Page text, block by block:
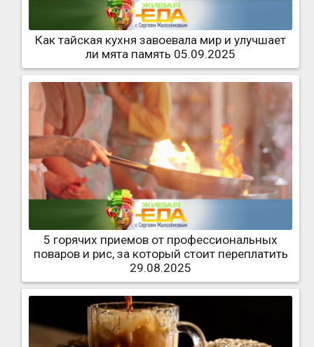
Как тайская кухня завоевала мир и улучшает
ли мята память 05.09.2025
5 горячих приемов от профессиональных
поваров и рис, за который стоит переплатить
29.08.2025